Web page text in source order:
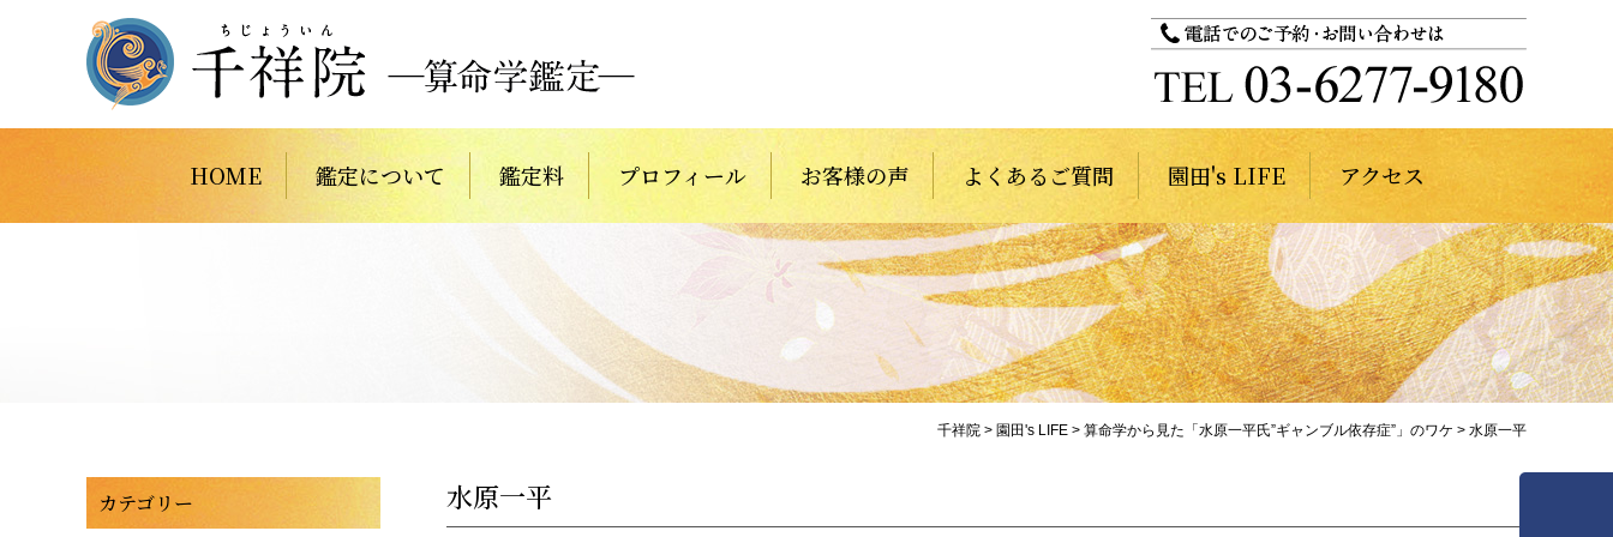
HOME 鑑定について 鑑定料 プロフィール お客様の声 よくあるご質問 園田's LIFE アクセス
千祥院 > 園田's LIFE > 算命学から見た「水原一平氏”ギャンブル依存症”」のワケ > 水原一平
水原一平
カテゴリー